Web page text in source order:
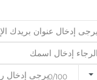
0/100